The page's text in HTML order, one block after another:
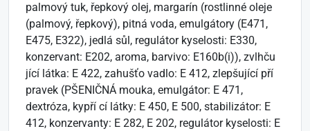
palmový tuk, řepkový olej, margarín (rostlinné oleje
(palmový, řepkový), pitná voda, emulgátory (E471,
E475, E322), jedlá sůl, regulátor kyselosti: E330,
konzervant: E202, aroma, barvivo: E160b(i)), zvlhču
jící látka: E 422, zahušťo vadlo: E 412, zlepšující pří
pravek (PŠENIČNÁ mouka, emulgátor: E 471,
dextróza, kypří cí látky: E 450, E 500, stabilizátor: E
412, konzervanty: E 282, E 202, regulátor kyselosti: E